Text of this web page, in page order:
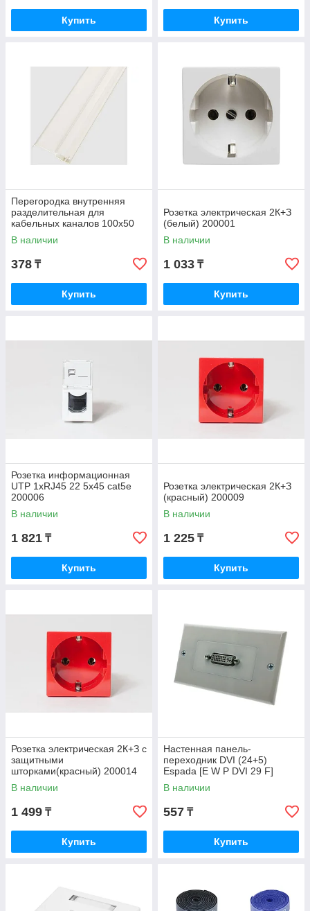
Купить Купить
Перегородка внутренняя
разделительная для
кабельных каналов 100х50
105х50 130х50 100011S
В наличии
378 ₸
Купить
Розетка электрическая 2К+З
(белый) 200001
В наличии
1 033 ₸
Купить
Розетка информационная
UTP 1хRJ45 22 5х45 cat5e
200006
В наличии
1 821 ₸
Купить
Розетка электрическая 2К+З
(красный) 200009
В наличии
1 225 ₸
Купить
Розетка электрическая 2К+З с
защитными
шторками(красный) 200014
В наличии
1 499 ₸
Купить
Настенная панель-
переходник DVI (24+5)
Espada [E W P DVI 29 F]
В наличии
557 ₸
Купить